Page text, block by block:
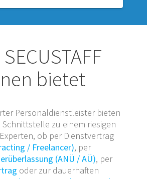
bietet
Personaldienstleister bieten
zu einem riesigen
ob per Dienstvertrag
/ Freelancer), per
(ANÜ / AÜ), per
oder zur dauerhaften